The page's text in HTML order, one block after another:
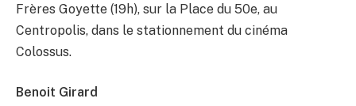
Frères Goyette (19h), sur la Place du 50e, au
Centropolis, dans le stationnement du cinéma
Colossus.
Benoit Girard